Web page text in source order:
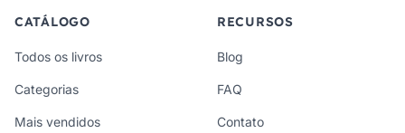
CATÁLOGO
Todos os livros
Categorias
Mais vendidos
RECURSOS
Blog
FAQ
Contato